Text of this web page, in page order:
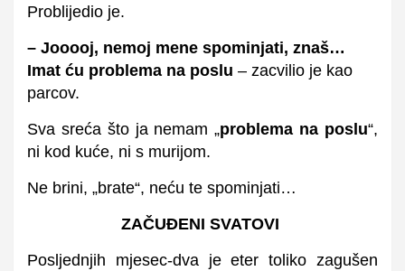
Problijedio je.
– Jooooj, nemoj mene spominjati, znaš…
Imat ću problema na poslu – zacvilio je kao
parcov.
Sva sreća što ja nemam „problema na poslu“,
ni kod kuće, ni s murijom.
Ne brini, „brate“, neću te spominjati…
ZAČUĐENI SVATOVI
Posljednjih mjesec-dva je eter toliko zagušen